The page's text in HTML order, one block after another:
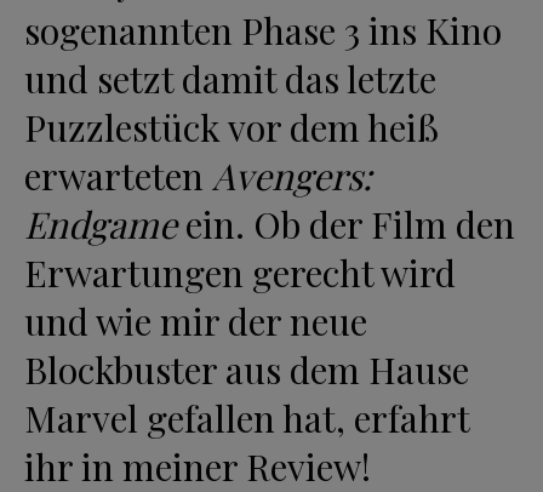
sogenannten Phase 3 ins Kino
und setzt damit das letzte
Puzzlestück vor dem heiß
erwarteten Avengers:
Endgameein. Ob der Film den
Erwartungen gerecht wird
und wie mir der neue
Blockbuster aus dem Hause
Marvel gefallen hat, erfahrt
ihr in meiner Review!